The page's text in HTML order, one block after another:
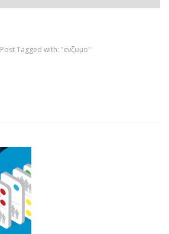
Post Tagged with: "ενζυμο"